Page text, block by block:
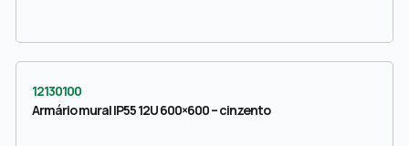
12130100
Armário mural IP55 12U 600×600 – cinzento